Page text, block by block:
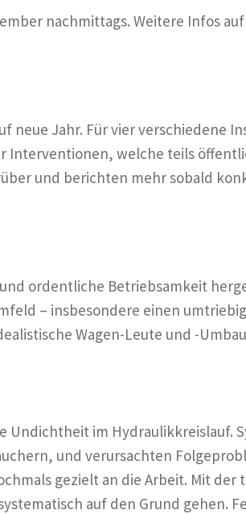
nachmittags. Weitere Infos
neue Jahr. Für vier verschiedene
Interventionen, welche teils
und berichten mehr sobald
ordentliche Betriebsamkeit
– insbesondere einen
Wagen-Leute und -
Undichtheit im Hydraulikkreislauf.
und verursachten
gezielt an die Arbeit. Mit der
auf den Grund gehen.